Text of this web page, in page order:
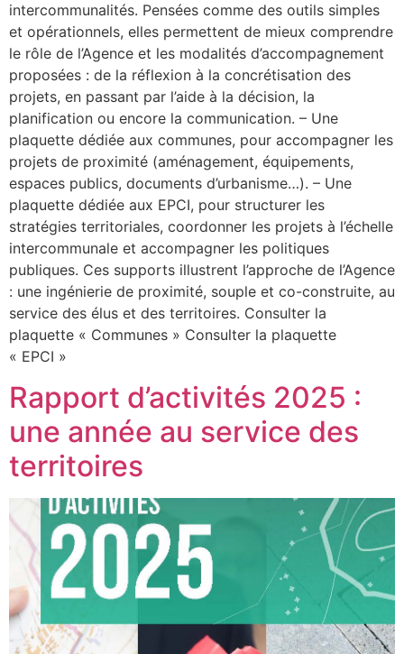
intercommunalités. Pensées comme des outils simples
et opérationnels, elles permettent de mieux comprendre
le rôle de l’Agence et les modalités d’accompagnement
proposées : de la réflexion à la concrétisation des
projets, en passant par l’aide à la décision, la
planification ou encore la communication. – Une
plaquette dédiée aux communes, pour accompagner les
projets de proximité (aménagement, équipements,
espaces publics, documents d’urbanisme…). – Une
plaquette dédiée aux EPCI, pour structurer les
stratégies territoriales, coordonner les projets à l’échelle
intercommunale et accompagner les politiques
publiques. Ces supports illustrent l’approche de l’Agence
: une ingénierie de proximité, souple et co-construite, au
service des élus et des territoires. Consulter la
plaquette « Communes » Consulter la plaquette
« EPCI »
Rapport d’activités 2025 :
une année au service des
territoires